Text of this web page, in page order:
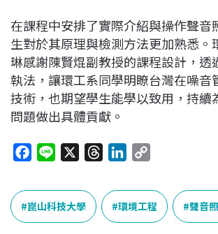
在課程中安排了實際介紹與操作聲音
生對於其原理與檢測方法更加熟悉。
琳感謝陳賢焜副教授的課程設計，透
執法，讓環工系同學明瞭台灣在噪音
技術，也期望學生能學以致用，持續
問題做出具體貢獻。
c
e
b
n
e
e
a
n
k
e
p
y
L
崑山科技大學 環境工程 聲音